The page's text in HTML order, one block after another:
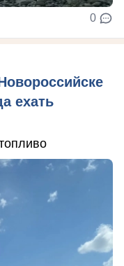
0
ехать